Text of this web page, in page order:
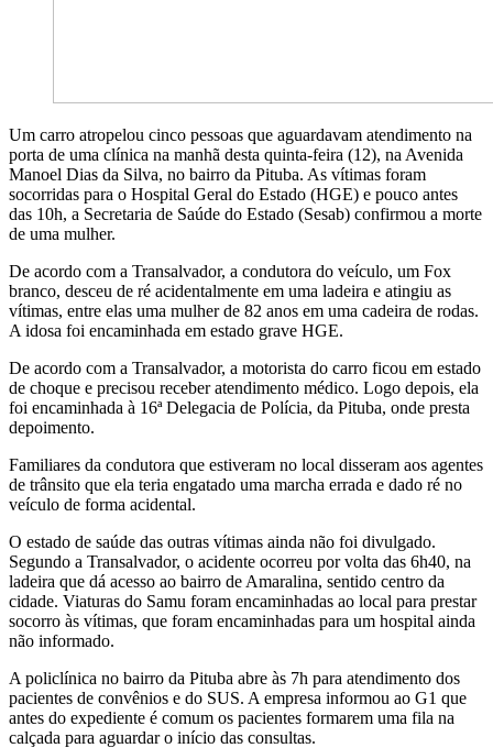
Um carro atropelou cinco pessoas que aguardavam atendimento na
porta de uma clínica na manhã desta quinta-feira (12), na Avenida
Manoel Dias da Silva, no bairro da Pituba. As vítimas foram
socorridas para o Hospital Geral do Estado (HGE) e pouco antes
das 10h, a Secretaria de Saúde do Estado (Sesab) confirmou a morte
de uma mulher.
De acordo com a Transalvador, a condutora do veículo, um Fox
branco, desceu de ré acidentalmente em uma ladeira e atingiu as
vítimas, entre elas uma mulher de 82 anos em uma cadeira de rodas.
A idosa foi encaminhada em estado grave HGE.
De acordo com a Transalvador, a motorista do carro ficou em estado
de choque e precisou receber atendimento médico. Logo depois, ela
foi encaminhada à 16ª Delegacia de Polícia, da Pituba, onde presta
depoimento.
Familiares da condutora que estiveram no local disseram aos agentes
de trânsito que ela teria engatado uma marcha errada e dado ré no
veículo de forma acidental.
O estado de saúde das outras vítimas ainda não foi divulgado.
Segundo a Transalvador, o acidente ocorreu por volta das 6h40, na
ladeira que dá acesso ao bairro de Amaralina, sentido centro da
cidade. Viaturas do Samu foram encaminhadas ao local para prestar
socorro às vítimas, que foram encaminhadas para um hospital ainda
não informado.
A policlínica no bairro da Pituba abre às 7h para atendimento dos
pacientes de convênios e do SUS. A empresa informou ao G1 que
antes do expediente é comum os pacientes formarem uma fila na
calçada para aguardar o início das consultas.